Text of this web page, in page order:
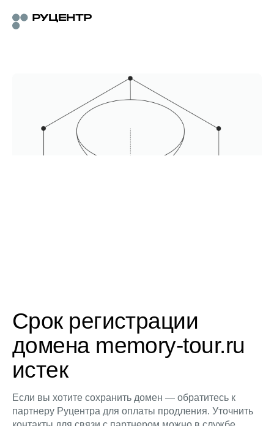
Срок регистрации
домена memory-tour.ru
истек
Если вы хотите сохранить домен — обратитесь к
партнеру Руцентра для оплаты продления. Уточнить